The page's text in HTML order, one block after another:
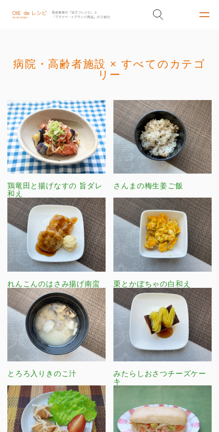
病院・高齢者施設 × すべてのカテゴ
リー
鶏竜田と揚げなすの 旨ダレ
和え
さんまの梅生姜ご飯
れんこんのはさみ揚げ南蛮 栗とかぼちゃの白和え
とろろ入りきのこ汁
みたらしおさつチーズケー
キ